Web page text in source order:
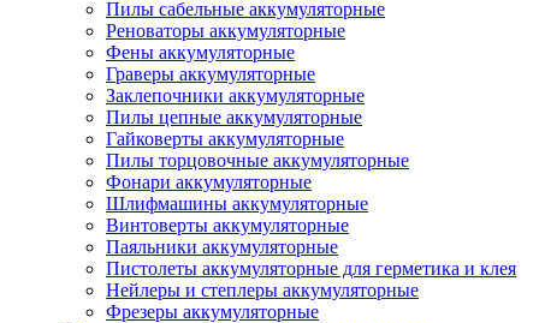
Пилы сабельные аккумуляторные
Реноваторы аккумуляторные
Фены аккумуляторные
Граверы аккумуляторные
Заклепочники аккумуляторные
Пилы цепные аккумуляторные
Гайковерты аккумуляторные
Пилы торцовочные аккумуляторные
Фонари аккумуляторные
Шлифмашины аккумуляторные
Винтоверты аккумуляторные
Паяльники аккумуляторные
Пистолеты аккумуляторные для герметика и клея
Нейлеры и степлеры аккумуляторные
Фрезеры аккумуляторные